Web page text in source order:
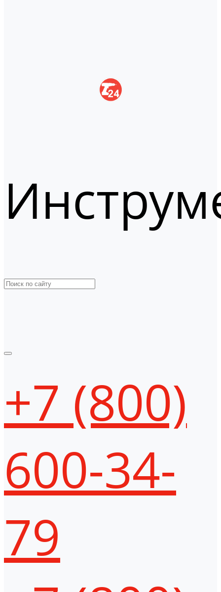
+7 (800)
600-34-
79